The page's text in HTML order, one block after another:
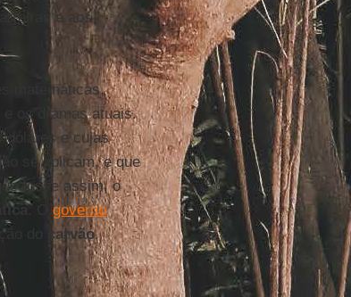
e aos
matemáticas,
e os dramas atuais.
dólares e cujas
se aplicam, e que
fosse assim, o
. O governo
do carvão,